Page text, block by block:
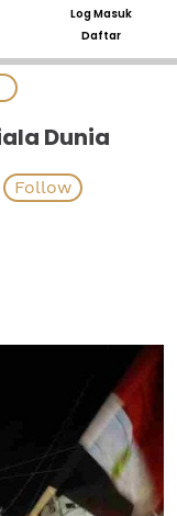
Log Masuk
Daftar
Dunia